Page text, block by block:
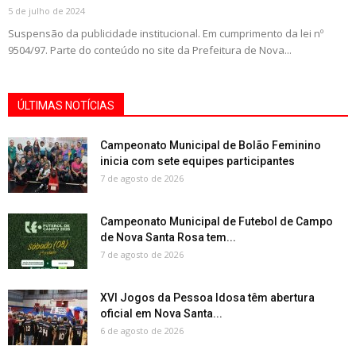
5 de julho de 2024
Suspensão da publicidade institucional. Em cumprimento da lei nº
9504/97. Parte do conteúdo no site da Prefeitura de Nova...
ÚLTIMAS NOTÍCIAS
Campeonato Municipal de Bolão Feminino
inicia com sete equipes participantes
7 de agosto de 2026
Campeonato Municipal de Futebol de Campo
de Nova Santa Rosa tem...
7 de agosto de 2026
XVI Jogos da Pessoa Idosa têm abertura
oficial em Nova Santa...
6 de agosto de 2026